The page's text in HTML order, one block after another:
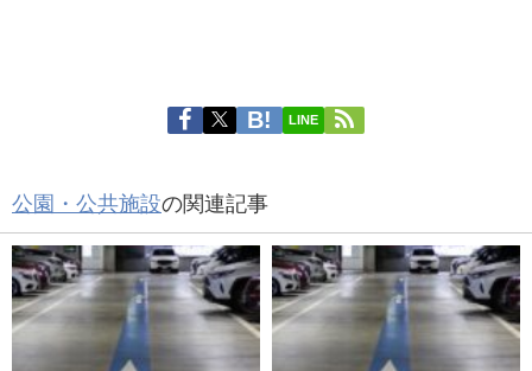
LINE
公園・公共施設の関連記事